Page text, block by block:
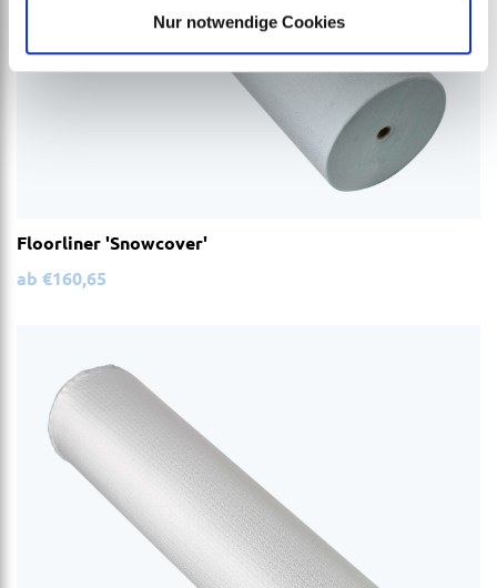
Nur notwendige Cookies
Floorliner 'Snowcover'
ab €160,65